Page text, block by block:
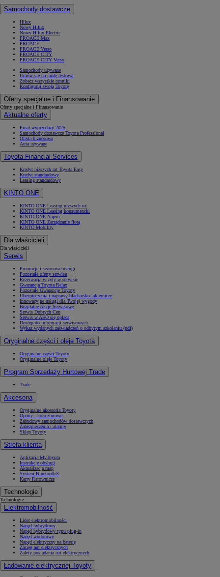
Samochody dostawcze
Hilux
Nowy Hilux
Nowy Hilux Electric
PROACE Max
PROACE
PROACE Verso
PROACE CITY
PROACE CITY Verso
Samochody używane
Umów się na jazdę testową
Zobacz wszystkie cenniki
Konfiguruj swoją Toyotę
Oferty specjalne i Finansowanie
Oferty specjalne i Finansowanie
Aktualne oferty
Finał wyprzedaży 2025
Samochody dostawcze Toyota Professional
Oferta biznesowa
Auta używane
Toyota Financial Services
Kredyt niższych rat Toyota Easy
Kredyt standardowy
Leasing standardowy
KINTO ONE
KINTO ONE Leasing niższych rat
KINTO ONE Leasing konsumencki
KINTO ONE Najem
KINTO ONE Zarządzanie flotą
KINTO Mobility
Dla właścicieli
Dla właścicieli
Serwis
Promocje i sezonowe usługi
Pozostałe oferty serwisu
Rezerwacja wizyty w serwisie
Gwarancja Toyota Relax
Pozostałe Gwarancje Toyoty
Ubezpieczenia i naprawy blacharsko-lakiernicze
Innowacyjne usługi dla Twojej wygody
Bezpłatne Akcje Serwisowe
Serwis Dobrych Cen
Serwis w ASO się opłaca
Dostęp do informacji serwisowych
Wykaz wydanych zaświadczeń o odbytym szkoleniu (pdf)
Oryginalne części i oleje Toyota
Oryginalne części Toyoty
Oryginalne oleje Toyoty
Program Sprzedaży Hurtowej Trade
Trade
Akcesoria
Oryginalne akcesoria Toyoty
Opony i koła zimowe
Zabudowy samochodów dostawczych
Zabezpieczenia i alarmy
Sklep Toyoty
Strefa klienta
Aplikacja MyToyota
Instrukcje obsługi
Aktualizacja map
System Bluetooth®
Karty Ratownicze
Technologie
Technologie
Elektromobilność
Lider elektromobilności
Napęd hybrydowy
Napęd hybrydowy typu plug-in
Napęd wodorowy
Napęd elektryczny na baterię
Zasięg aut elektrycznych
Zalety posiadania aut elektrycznych
Ładowanie elektrycznej Toyoty